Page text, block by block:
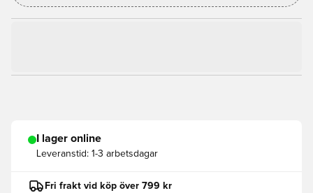
I lager online
Leveranstid: 1-3 arbetsdagar
Fri frakt vid köp över 799 kr